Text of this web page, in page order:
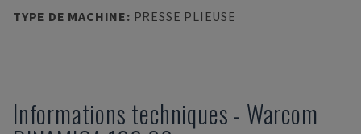
TYPE DE MACHINE: PRESSE PLIEUSE
Informations techniques - Warcom